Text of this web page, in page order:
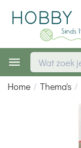
Home / Thema's /